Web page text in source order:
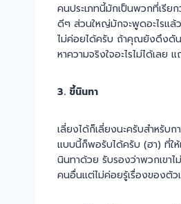
คนประเภทนี้มักเป็นพวกที่เรียก
ดีๆ ส่วนใหญ่มักจะพูดอะไรแล้
ไม่ค่อยได้ครับ ถ้าคุณยังดึงดั
หาความจริงใจอะไรไม่ได้เล
3. ขี้นินทา
เลี่ยงได้ก็เลี่ยงนะครับสำหรับ
แบบนี้ก็พอรับได้ครับ (ฮา) ที่ใ
นินทาด้วย รับรองว่าพวกเขา
คนอื่นแต่ไม่ค่อยรู้เรื่องของตัวเ